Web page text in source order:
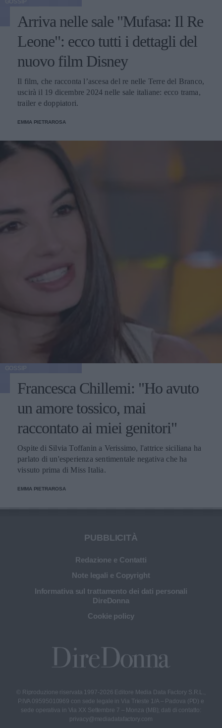
Arriva nelle sale "Mufasa: Il Re
Leone": ecco tutti i dettagli del
nuovo film Disney
Il film, che racconta l’ascesa del re nelle Terre del Branco,
uscirà il 19 dicembre 2024 nelle sale italiane: ecco trama,
trailer e doppiatori.
EMMA PIETRAROSA
Francesca Chillemi: "Ho avuto
un amore tossico, mai
raccontato ai miei genitori"
Ospite di Silvia Toffanin a Verissimo, l'attrice siciliana ha
parlato di un'esperienza sentimentale negativa che ha
vissuto prima di Miss Italia.
EMMA PIETRAROSA
PUBBLICITÀ
Redazione e Contatti
Note legali e Copyright
Informativa sul trattamento dei dati personali
DireDonna
Cookie policy
© Riproduzione riservata 1997-2026 Editore Media Data Factory S.R.L.,
P.IVA 09595010969 con sede legale in Via Trieste 1/A – Padova (PD) e
sede operativa in Via XX Settembre 7 – Monza (MB); dati di contatto:
privacy@mediadatafactory.com